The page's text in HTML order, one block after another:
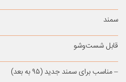
سمند
قابل شست‌وشو
– مناسب برای سمند جدید (۹۵ به بعد)